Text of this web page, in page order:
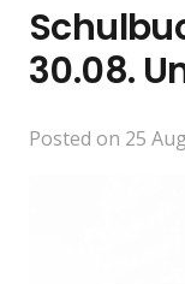
30.08.
Posted on 25